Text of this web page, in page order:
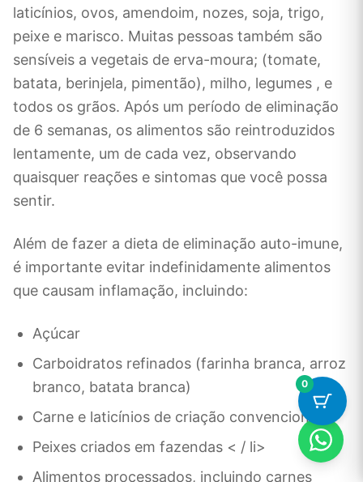
laticínios, ovos, amendoim, nozes, soja, trigo,
peixe e marisco. Muitas pessoas também são
sensíveis a vegetais de erva-moura; (tomate,
batata, berinjela, pimentão), milho, legumes , e
todos os grãos. Após um período de eliminação
de 6 semanas, os alimentos são reintroduzidos
lentamente, um de cada vez, observando
quaisquer reações e sintomas que você possa
sentir.
Além de fazer a dieta de eliminação auto-imune,
é importante evitar indefinidamente alimentos
que causam inflamação, incluindo:
Açúcar
Carboidratos refinados (farinha branca, arroz
branco, batata branca)
Carne e laticínios de criação convencional
Peixes criados em fazendas < / li>
Alimentos processados, incluindo carnes
0